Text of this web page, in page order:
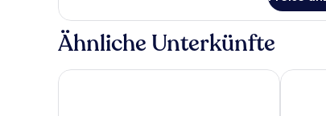
Ähnliche Unterkünfte
Microtel Inn & Suites by Wyndham Springfield
The